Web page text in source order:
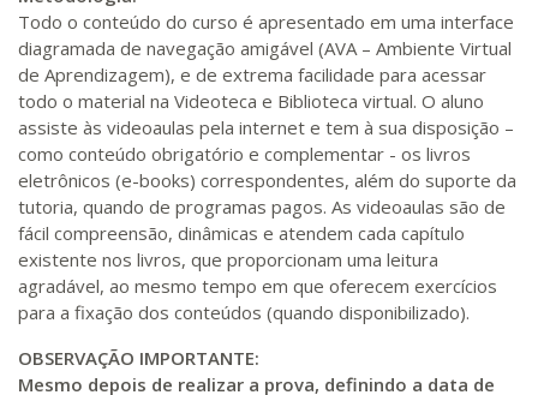
360 H 45dias 120dias
R$ 1.784,48
Matricular
380 H 48dias 150dias
R$ 1.883,61
Matricular
400 H dias dias
R$ 1.982,74
Matricular
420 H 53 dias 150 dias
R$ 2.082,12
Matricular
Todo o conteúdo do curso é apresentado em uma interface
diagramada de navegação amigável (AVA – Ambiente Virtual
de Aprendizagem), e de extrema facilidade para acessar
todo o material na Videoteca e Biblioteca virtual. O aluno
assiste às videoaulas pela internet e tem à sua disposição –
como conteúdo obrigatório e complementar - os livros
eletrônicos (e-books) correspondentes, além do suporte da
tutoria, quando de programas pagos. As videoaulas são de
fácil compreensão, dinâmicas e atendem cada capítulo
existente nos livros, que proporcionam uma leitura
agradável, ao mesmo tempo em que oferecem exercícios
para a fixação dos conteúdos (quando disponibilizado).
OBSERVAÇÃO IMPORTANTE:
Mesmo depois de realizar a prova, definindo a data de